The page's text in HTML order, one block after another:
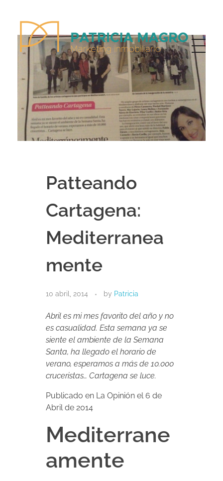
Patricia Magro - Comunicación y marketing inmobiliario
Patteando
Cartagena:
Mediterranea
mente
10 abril, 2014 by Patricia
Abril es mi mes favorito del año y no
es casualidad. Esta semana ya se
siente el ambiente de la Semana
Santa, ha llegado el horario de
verano, esperamos a más de 10.000
cruceristas… Cartagena se luce.
Publicado en La Opinión el 6 de
Abril de 2014
Mediterrane
amente